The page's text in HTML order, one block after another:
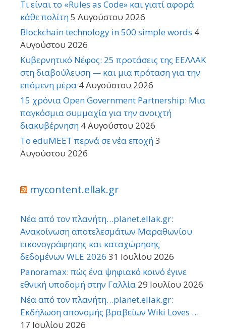
Τι είναι το «Rules as Code» και γιατί αφορά
κάθε πολίτη5 Αυγούστου 2026
Blockchain technology in 500 simple words 4
Αυγούστου 2026
Κυβερνητικό Νέφος: 25 προτάσεις της ΕΕΛΛΑΚ
στη διαβούλευση — και μια πρόταση για την
επόμενη μέρα 4 Αυγούστου 2026
15 χρόνια Open Government Partnership: Μια
παγκόσμια συμμαχία για την ανοιχτή
διακυβέρνηση 4 Αυγούστου 2026
Το eduMEET περνά σε νέα εποχή3
Αυγούστου 2026
mycontent.ellak.gr
Νέα από τον πλανήτη…planet.ellak.gr:
Ανακοίνωση αποτελεσμάτων Μαραθωνίου
εικονογράφησης και καταχώρησης
δεδομένων WLE 2026 31 Ιουλίου 2026
Panoramax: πώς ένα ψηφιακό κοινό έγινε
εθνική υποδομή στην Γαλλία 29 Ιουλίου 2026
Νέα από τον πλανήτη…planet.ellak.gr:
Εκδήλωση απονομής βραβείων Wiki Loves …
17 Ιουλίου 2026